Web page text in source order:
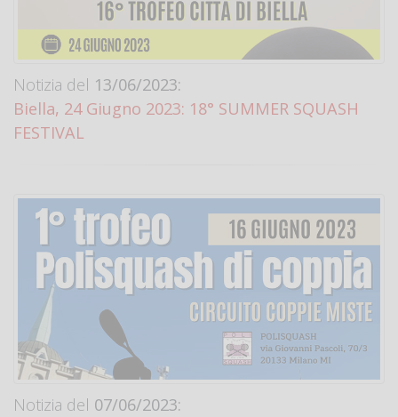
Notizia del 13/06/2023:
Biella, 24 Giugno 2023: 18° SUMMER SQUASH
FESTIVAL
Notizia del 07/06/2023: